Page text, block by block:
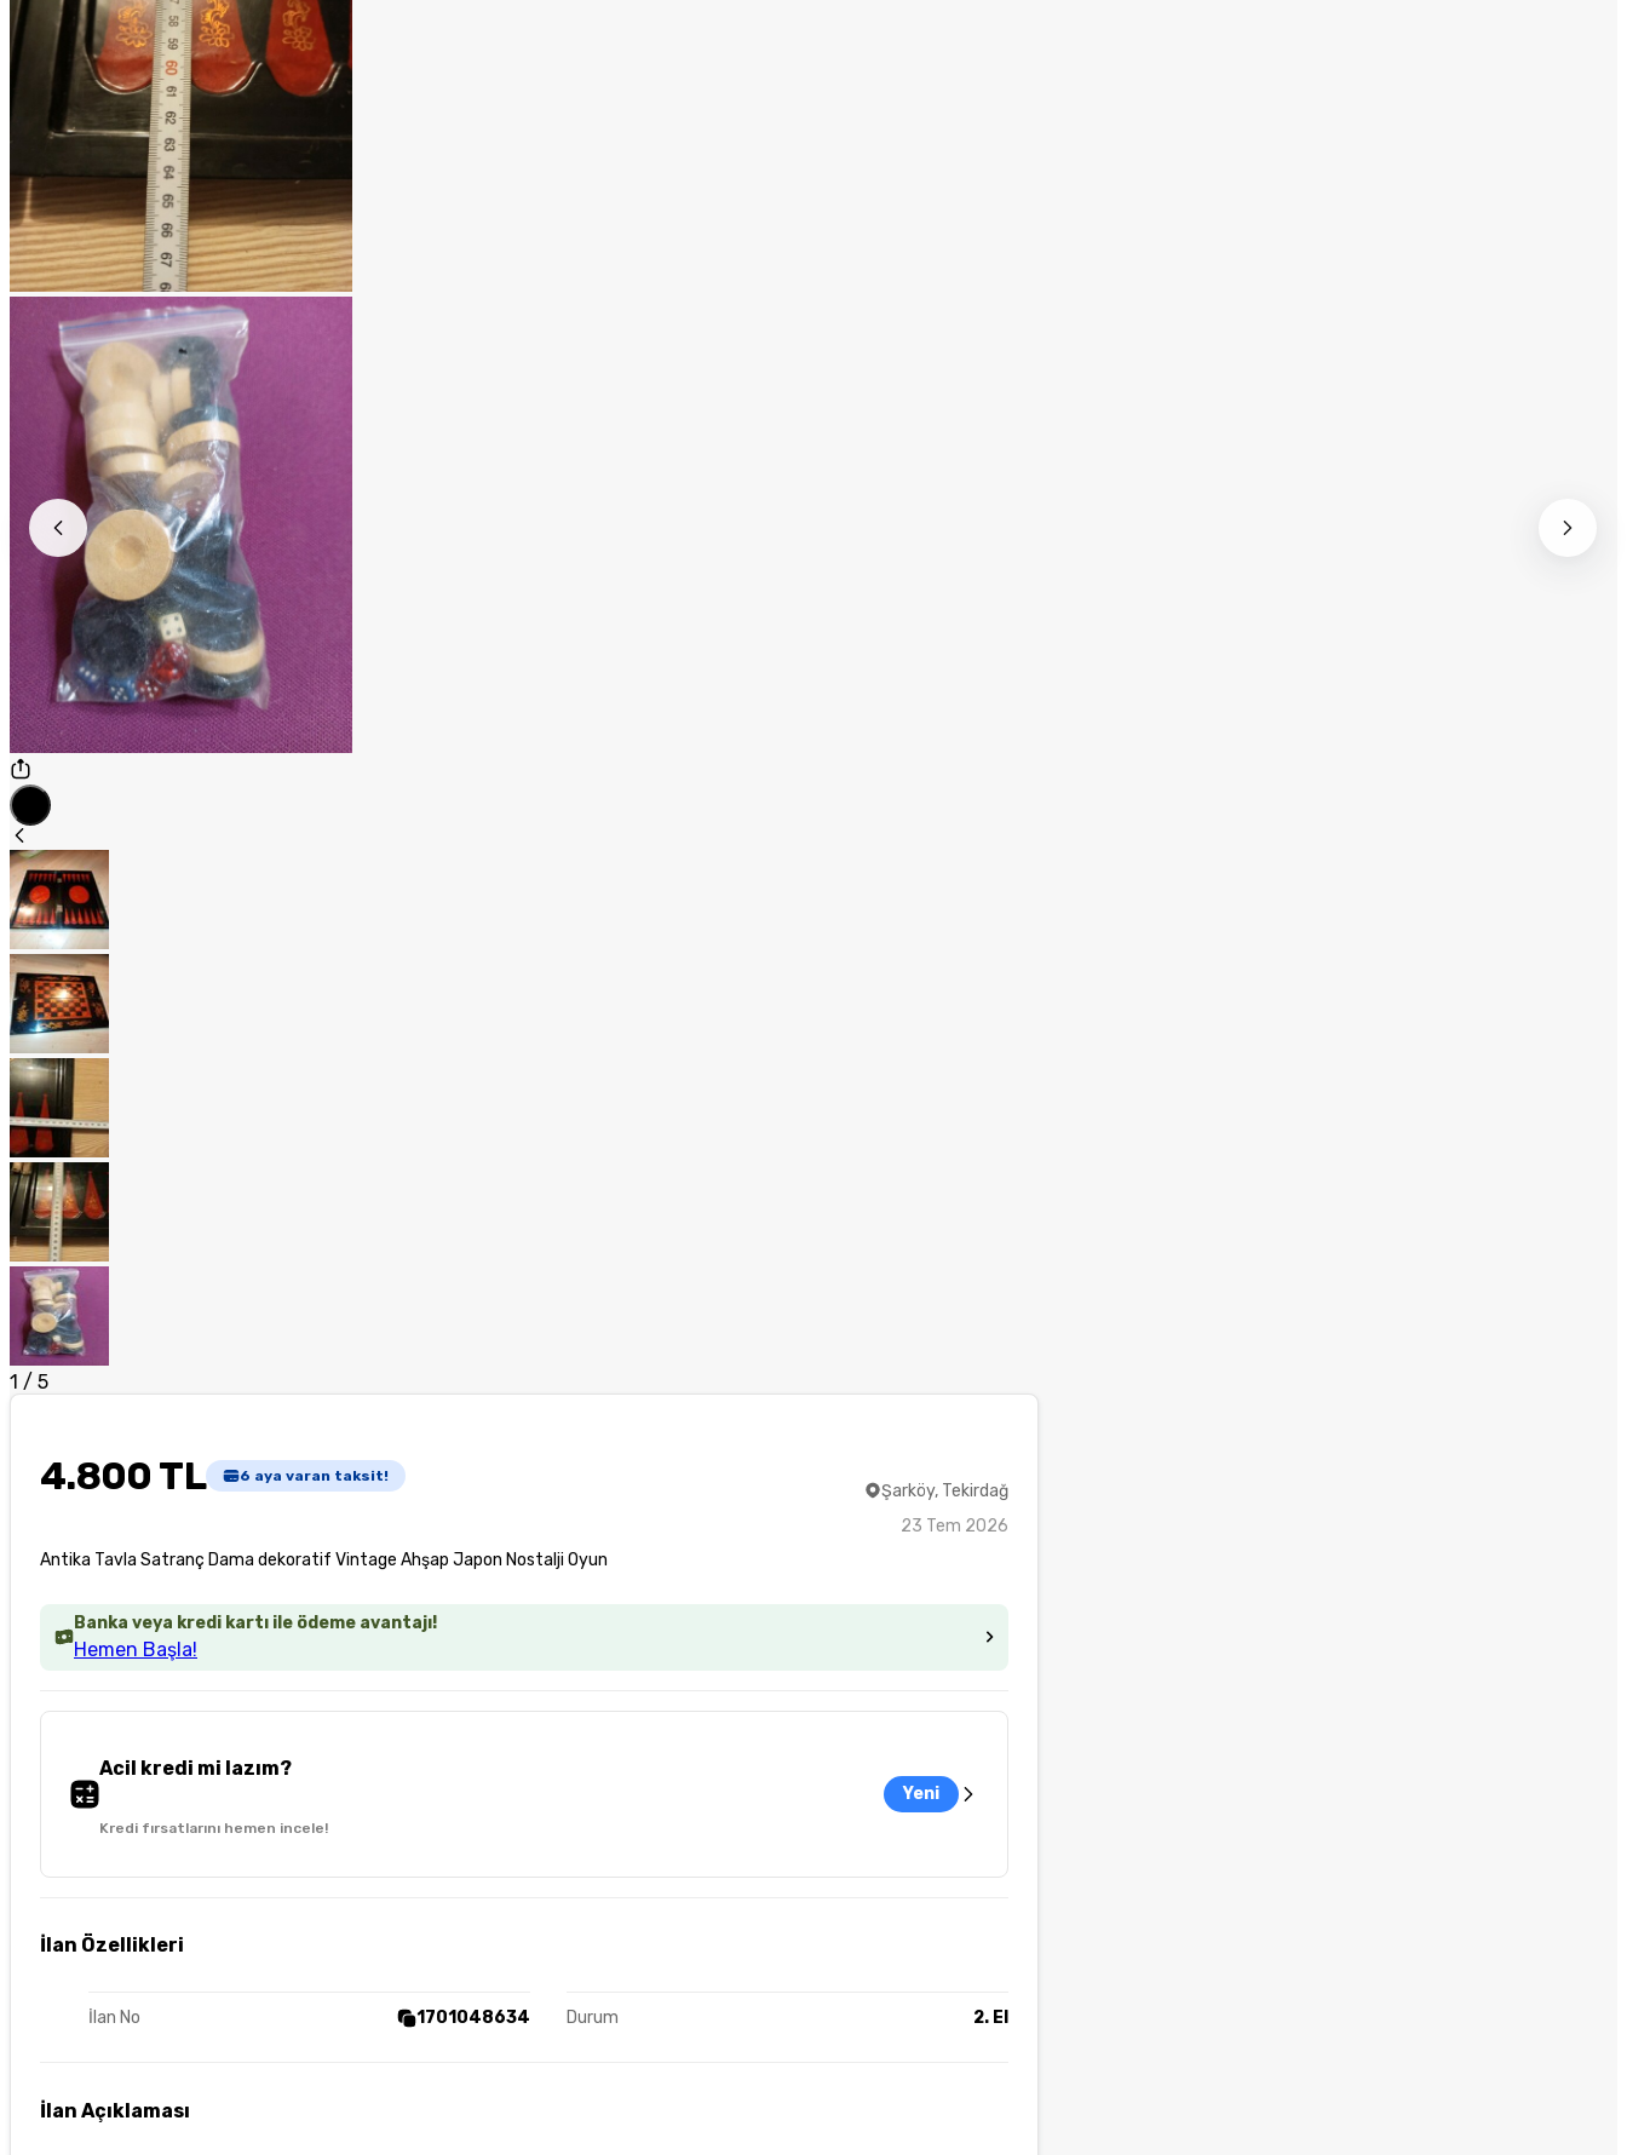
1 / 5
4.800 TL 6 aya varan taksit!
Antika Tavla Satranç Dama dekoratif Vintage Ahşap Japon Nostalji Oyun
Şarköy, Tekirdağ
23 Tem 2026
Banka veya kredi kartı ile ödeme avantajı!
Hemen Başla!
Acil kredi mi lazım?
Kredi fırsatlarını hemen incele!
Yeni
İlan Özellikleri
İlan No 1701048634 Durum 2. El
İlan Açıklaması